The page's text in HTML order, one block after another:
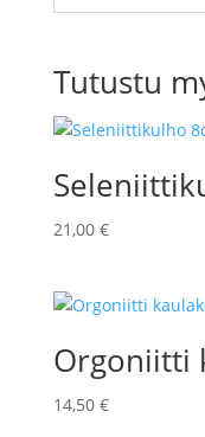
Tutustu
21,00 €
Orgoniitti
14,50 €